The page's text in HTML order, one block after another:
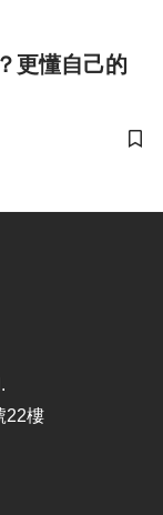
更懂自己的
儲
22樓